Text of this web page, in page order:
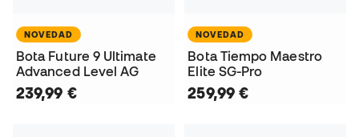
NOVEDAD
Bota Future 9 Ultimate
Advanced Level AG
239,99 €
NOVEDAD
Bota Tiempo Maestro
Elite SG-Pro
259,99 €